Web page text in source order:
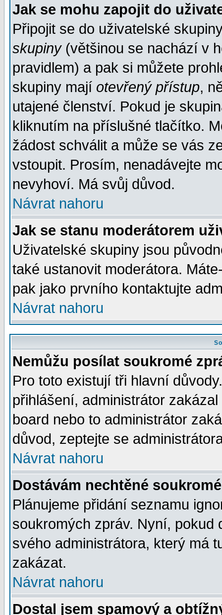
Jak se mohu zapojit do
Připojit se do uživatelské
skupiny(většinou se nachází v
pravidlem) a pak si můžete
skupiny mají otevřený přístup,
utajené členství. Pokud je
kliknutím na příslušné tlačítko.
žádost schválit a může se vás
vstoupit. Prosím, nenadávejte
nevyhoví. Má svůj důvod.
Návrat nahoru
Jak se stanu moderátorem
Uživatelské skupiny jsou
také ustanovit moderátora.
pak jako prvního kontaktujte
Návrat nahoru
Nemůžu posílat soukromé
Pro toto existují tři hlavní
přihlášení, administrátor
board nebo to administrátor
důvod, zeptejte se
Návrat nahoru
Dostávám nechtěné
Plánujeme přidání seznamu
soukromých zpráv. Nyní, pokud
svého administrátora, který má
zakázat.
Návrat nahoru
Dostal jsem spamový a